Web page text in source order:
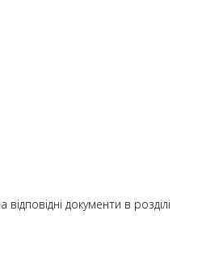
відповідні документи в розділі